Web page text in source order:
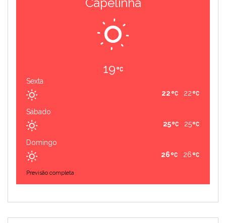
19
Sexta
22
22
Sábado
25
25
Domingo
26
26
Previsão completa